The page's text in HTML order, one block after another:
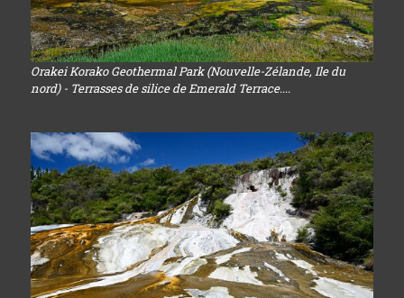
Orakei Korako Geothermal Park (Nouvelle-Zélande, Ile du
nord) - Terrasses de silice de Emerald Terrace....